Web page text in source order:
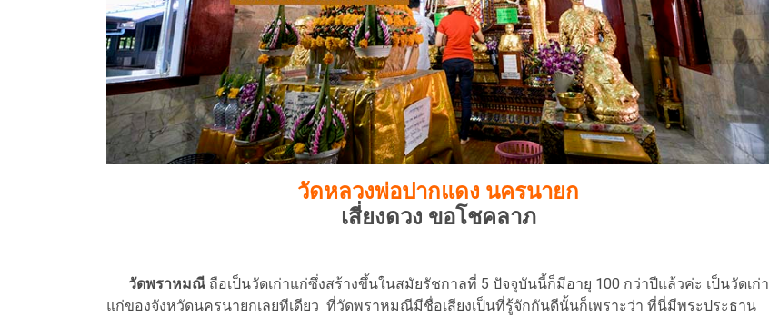
วัดหลวงพ่อปากแดง นครนายก
เสี่ยงดวง ขอโชคลาภ
วัดพราหมณี ถือเป็นวัดเก่าแก่ซึ่งสร้างขึ้นในสมัยรัชกาลที่ 5 ปัจจุบันนี้ก็มีอายุ 100 กว่าปีแล้วค่ะ เป็นวัดเก่า
แก่ของจังหวัดนครนายกเลยทีเดียว ที่วัดพราหมณีมีชื่อเสียงเป็นที่รู้จักกันดีนั้นก็เพราะว่า ที่นี่มีพระประธาน